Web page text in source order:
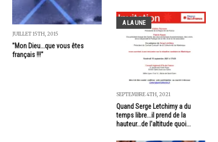
JUILLET 15TH, 2015
"Mon Dieu...que vous êtes
français !!!"
A LA UNE
SEPTEMBRE 4TH, 2021
Quand Serge Letchimy a du
temps libre...il prend de la
hauteur...de l'altitude quoi...